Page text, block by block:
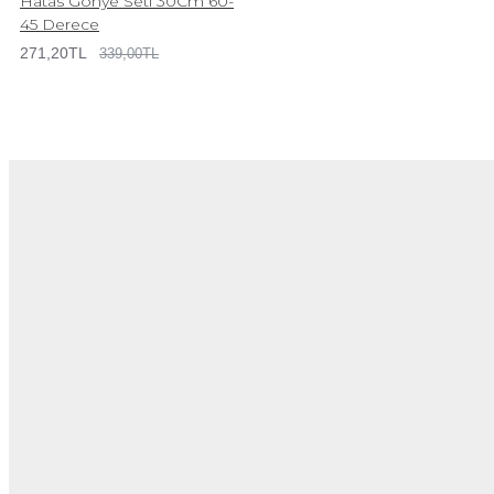
45 Derece
271,20TL 339,00TL